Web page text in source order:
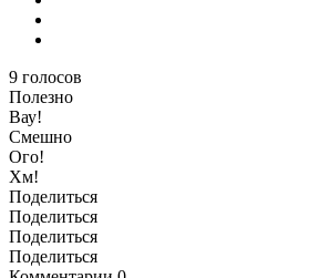
9 голосов
Полезно
Вау!
Смешно
Ого!
Хм!
Поделиться
Поделиться
Поделиться
Поделиться